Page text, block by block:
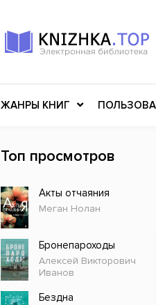
ЖАНРЫ КНИГ
Российское искусство
Детективы
Детские книги
История
Разное
Топ просмотров
Акты отчаяния
Меган Нолан
Бронепароходы
Алексей Викторович
Иванов
Бездна